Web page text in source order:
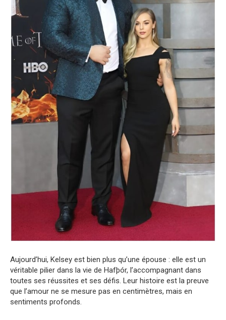
Aujourd’hui, Kelsey est bien plus qu’une épouse : elle est un
véritable pilier dans la vie de Hafþór, l’accompagnant dans
toutes ses réussites et ses défis. Leur histoire est la preuve
que l’amour ne se mesure pas en centimètres, mais en
sentiments profonds.